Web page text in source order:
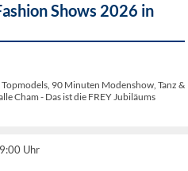
Shows 2026 in
90 Minuten Modenshow, Tanz &
Cham - Das ist die FREY Jubiläums
Uhr